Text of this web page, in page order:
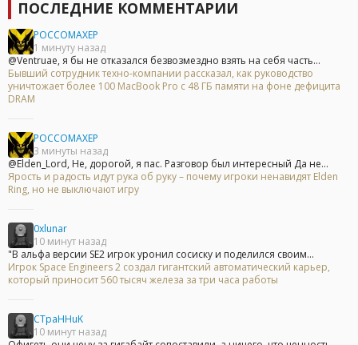
ПОСЛЕДНИЕ КОММЕНТАРИИ
POCCOMAXEP
1 минуту назад
@Ventruae, я бы не отказался безвозмездно взять на себя часть...
Бывший сотрудник техно-компании рассказал, как руководство
уничтожает более 100 MacBook Pro с 48 ГБ памяти на фоне дефицита
DRAM
POCCOMAXEP
3 минуты назад
@Elden_Lord, Не, дорогой, я пас. Разговор был интересный Да не...
Ярость и радость идут рука об руку – почему игроки ненавидят Elden
Ring, но не выключают игру
0xlunar
10 минут назад
"В альфа версии SE2 игрок уронил сосиску и поделился своим...
Игрок Space Engineers 2 создал гигантский автоматический карьер,
который приносит 560 тысяч железа за три часа работы
CTpaHHuK
10 минут назад